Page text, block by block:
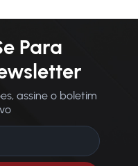
Para
assine o boletim